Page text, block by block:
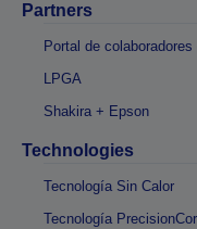
Partners
Portal de
LPGA
Shakira + Epson
Technologies
Tecnología Sin Calor
Tecnología